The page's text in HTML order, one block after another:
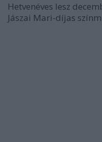
Hetvenéves lesz
Jászai Mari-díjas